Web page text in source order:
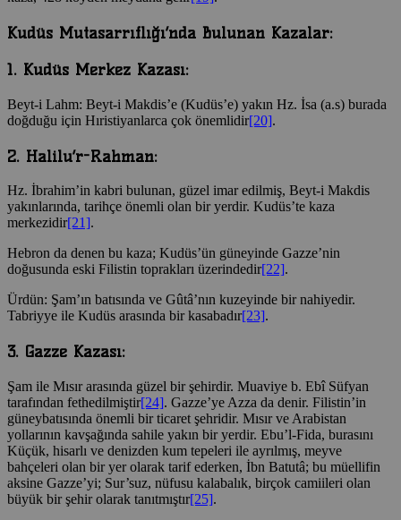
Kudüs Mutasarrıflığı’nda Bulunan Kazalar:
1. Kudüs Merkez Kazası:
Beyt-i Lahm: Beyt-i Makdis’e (Kudüs’e) yakın Hz. İsa (a.s) burada
doğduğu için Hıristiyanlarca çok önemlidir[20].
2. Halilu’r-Rahman:
Hz. İbrahim’in kabri bulunan, güzel imar edilmiş, Beyt-i Makdis
yakınlarında, tarihçe önemli olan bir yerdir. Kudüs’te kaza
merkezidir[21].
Hebron da denen bu kaza; Kudüs’ün güneyinde Gazze’nin
doğusunda eski Filistin toprakları üzerindedir[22].
Ürdün: Şam’ın batısında ve Gûtâ’nın kuzeyinde bir nahiyedir.
Tabriyye ile Kudüs arasında bir kasabadır[23].
3. Gazze Kazası:
Şam ile Mısır arasında güzel bir şehirdir. Muaviye b. Ebî Süfyan
tarafından fethedilmiştir[24]. Gazze’ye Azza da denir. Filistin’in
güneybatısında önemli bir ticaret şehridir. Mısır ve Arabistan
yollarının kavşağında sahile yakın bir yerdir. Ebu’l-Fida, burasını
Küçük, hisarlı ve denizden kum tepeleri ile ayrılmış, meyve
bahçeleri olan bir yer olarak tarif ederken, İbn Batutâ; bu müellifin
aksine Gazze’yi; Sur’suz, nüfusu kalabalık, birçok camiileri olan
büyük bir şehir olarak tanıtmıştır[25].